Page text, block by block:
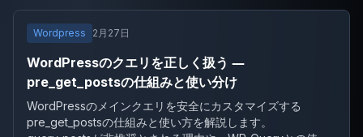
Wordpress 2月27日
WordPressのクエリを正しく扱う ―
pre_get_postsの仕組みと使い分け
WordPressのメインクエリを安全にカスタマイズする
pre_get_postsの仕組みと使い方を解説します。